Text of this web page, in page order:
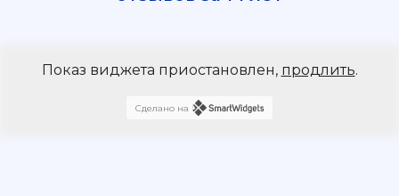
Показ виджета приостановлен, продлить.
Сделано на